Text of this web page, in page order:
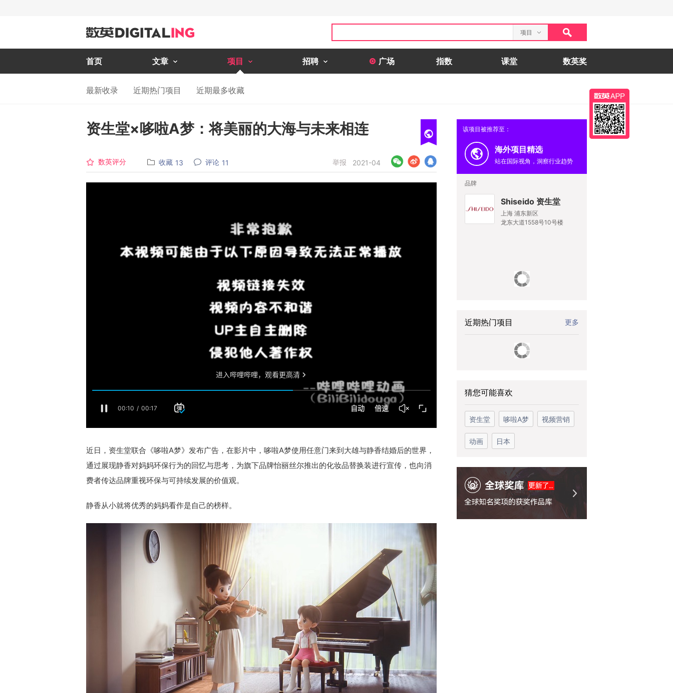
项目
首页 文章 项目 招聘 广场 指数 课堂 数英奖
最新收录 近期热门项目 近期最多收藏
资生堂×哆啦A梦：将美丽的大海与未来相连
数英评分 收藏 13 评论 11 举报 2021-04
近日，资生堂联合《哆啦A梦》发布广告，在影片中，哆啦A梦使用任意门来到大雄与静香结婚后的世界，
通过展现静香对妈妈环保行为的回忆与思考，为旗下品牌怡丽丝尔推出的化妆品替换装进行宣传，也向消
费者传达品牌重视环保与可持续发展的价值观。
静香从小就将优秀的妈妈看作是自己的榜样。
该项目被推荐至：
海外项目精选
站在国际视角，洞察行业趋势
品牌
Shiseido 资生堂
上海 浦东新区
龙东大道1558号10号楼
近期热门项目 更多
猜您可能喜欢
资生堂 哆啦A梦 视频营销
动画 日本